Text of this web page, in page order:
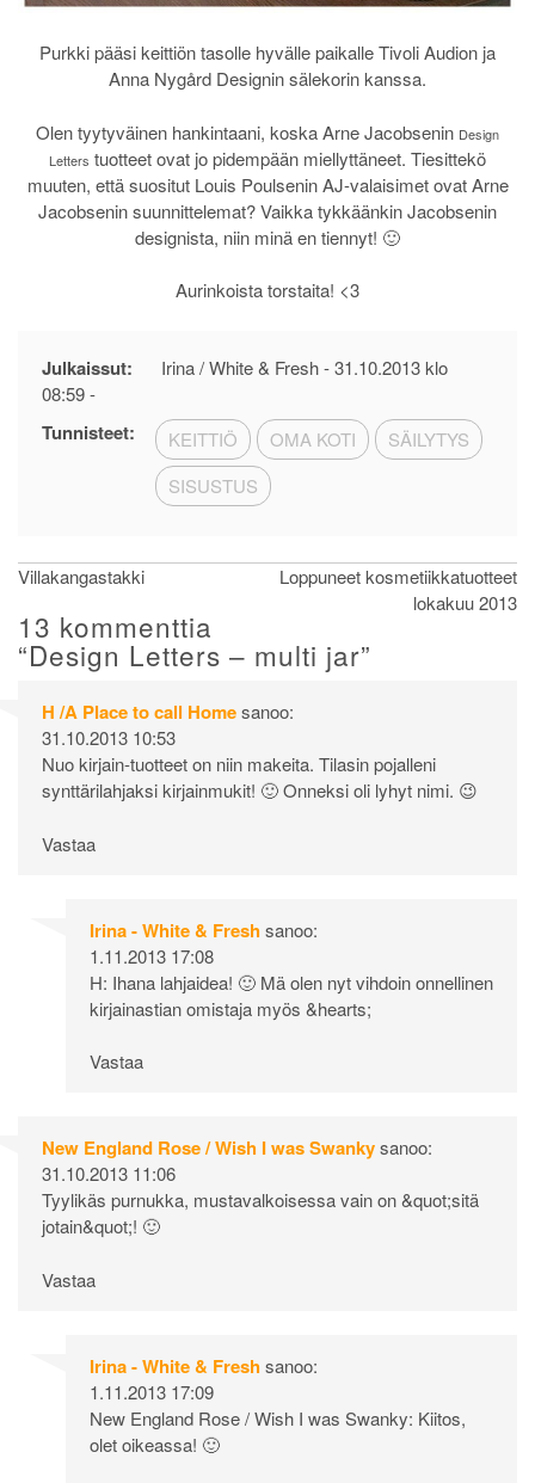
Purkki pääsi keittiön tasolle hyvälle paikalle Tivoli Audion ja
Anna Nygård Designin sälekorin kanssa.
Olen tyytyväinen hankintaani, koska Arne Jacobsenin Design
Letters tuotteet ovat jo pidempään miellyttäneet. Tiesittekö
muuten, että suositut Louis Poulsenin AJ-valaisimet ovat Arne
Jacobsenin suunnittelemat? Vaikka tykkäänkin Jacobsenin
designista, niin minä en tiennyt! 🙂
Aurinkoista torstaita! <3
Julkaissut: Irina / White & Fresh -31.10.2013 klo
08:59-
Tunnisteet: KEITTIÖ OMA KOTI
SÄILYTYS
SISUSTUS
Artikkelien
selaus
Villakangastakki
Loppuneet kosmetiikkatuotteet
lokakuu 2013
13 kommenttia
“Design Letters – multi jar”
H /A Place to call Homesanoo:
31.10.2013 10:53
Nuo kirjain-tuotteet on niin makeita. Tilasin pojalleni
synttärilahjaksi kirjainmukit! 🙂 Onneksi oli lyhyt nimi. 😉
Vastaa
Irina - White & Freshsanoo:
1.11.2013 17:08
H: Ihana lahjaidea! 🙂 Mä olen nyt vihdoin onnellinen
kirjainastian omistaja myös &hearts;
Vastaa
New England Rose / Wish I was Swankysanoo:
31.10.2013 11:06
Tyylikäs purnukka, mustavalkoisessa vain on &quot;sitä
jotain&quot;! 🙂
Vastaa
Irina - White & Freshsanoo:
1.11.2013 17:09
New England Rose / Wish I was Swanky: Kiitos,
olet oikeassa! 🙂